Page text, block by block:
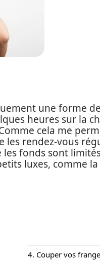
une forme
heures sur la
cela me
les rendez-vous
fonds sont
luxes, comme
4. Couper vos